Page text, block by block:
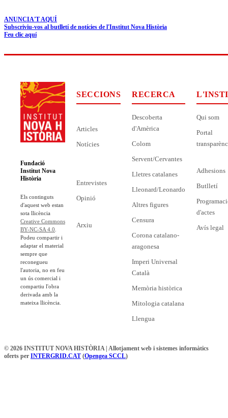
ANUNCIA'T AQUÍ
Subscriviu-vos al butlletí de notícies de l'Institut Nova Història
Feu clic aquí
Fundació
Institut Nova
Història
Els continguts
d'aquest web estan
sota llicència
Creative Commons
BY-NC-SA 4.0
Podeu compartir i
adaptar el material
sempre que
reconegueu
l'autoria, no en feu
un ús comercial i
compartiu l'obra
derivada amb la
mateixa llicència.
SECCIONS
Articles
Notícies
Entrevistes
Opinió
Arxiu
RECERCA
Descoberta
d'Amèrica
Colom
Servent/Cervantes
Lletres catalanes
Lleonard/Leonardo
Altres figures
Censura
Corona catalano-
aragonesa
Imperi Universal
Català
Memòria històrica
Mitologia catalana
Llengua
Qui som
Portal
Adhesions
Butlletí
d'actes
Avís legal
© 2026 INSTITUT NOVA HISTÒRIA | Allotjament web i sistemes informàtics
oferts per INTERGRID.CAT (Opengea SCCL)